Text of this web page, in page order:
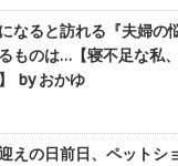
なると訪れる『夫婦の
ものは…【寝不足な私
by おかゆ
えの日前日、ペットシ